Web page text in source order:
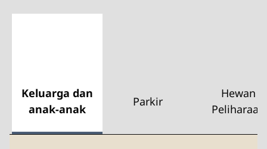
Keluarga dan
anak-anak
Parkir
Hewan
Peliharaan